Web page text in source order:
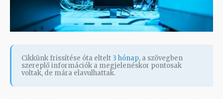
Cikkünk frissítése óta eltelt 3 hónap, a szövegben
szereplő információk a megjelenéskor pontosak
voltak, de mára elavulhattak.